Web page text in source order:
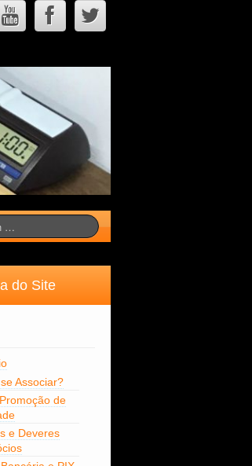
do Site
Associar?
de
e Deveres